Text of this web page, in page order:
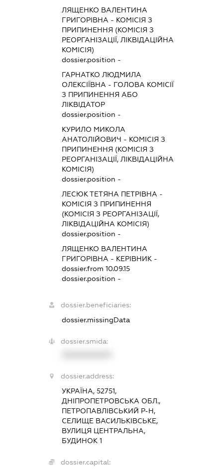
ЛЯЩЕНКО ВАЛЕНТИНА
ГРИГОРІВНА - КОМІСІЯ З
ПРИПИНЕННЯ (КОМІСІЯ З
РЕОРГАНІЗАЦІЇ, ЛІКВІДАЦІЙНА
КОМІСІЯ)
dossier.position -
ГАРНАТКО ЛЮДМИЛА
ОЛЕКСІЇВНА - ГОЛОВА КОМІСІЇ
З ПРИПИНЕННЯ АБО
ЛІКВІДАТОР
dossier.position -
КУРИЛО МИКОЛА
АНАТОЛІЙОВИЧ - КОМІСІЯ З
ПРИПИНЕННЯ (КОМІСІЯ З
РЕОРГАНІЗАЦІЇ, ЛІКВІДАЦІЙНА
КОМІСІЯ)
dossier.position -
ЛЕСЮК ТЕТЯНА ПЕТРІВНА -
КОМІСІЯ З ПРИПИНЕННЯ
(КОМІСІЯ З РЕОРГАНІЗАЦІЇ,
ЛІКВІДАЦІЙНА КОМІСІЯ)
dossier.position -
ЛЯЩЕНКО ВАЛЕНТИНА
ГРИГОРІВНА - КЕРІВНИК -
dossier.from 10.09.15
dossier.position -
dossier.beneficiaries:
dossier.missingData
dossier.smida:
dossier.address:
УКРАЇНА, 52751,
ДНІПРОПЕТРОВСЬКА ОБЛ.,
ПЕТРОПАВЛІВСЬКИЙ Р-Н,
СЕЛИЩЕ ВАСИЛЬКІВСЬКЕ,
ВУЛИЦЯ ЦЕНТРАЛЬНА,
БУДИНОК 1
dossier.capital: